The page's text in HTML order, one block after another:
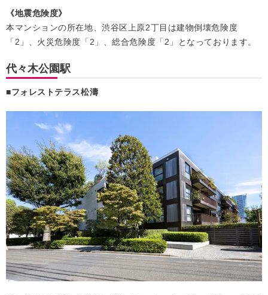
《地震危険度》
本マンションの所在地、渋谷区上原2丁目は建物倒壊危険度
「2」、火災危険度「2」、総合危険度「2」となっております。
代々木公園駅
■フォレストテラス松濤